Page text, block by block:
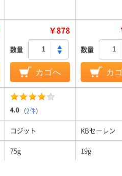
￥878
数量
カゴへ
数量
カ
4.0 （2件）
コジット KBセーレン
75g 19g